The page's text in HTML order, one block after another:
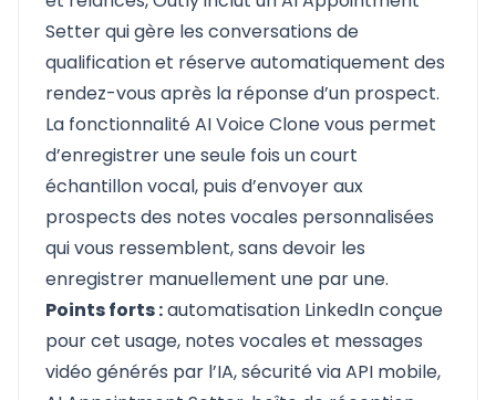
Setterqui gère les conversations de
qualification et réserve automatiquement des
rendez-vous après la réponse d’un prospect.
La fonctionnalité AI Voice Clone vous permet
d’enregistrer une seule fois un court
échantillon vocal, puis d’envoyer aux
prospects des notes vocales personnalisées
qui vous ressemblent, sans devoir les
enregistrer manuellement une par une.
Points forts :automatisation LinkedIn conçue
pour cet usage, notes vocales et messages
vidéo générés par l’IA, sécurité via API mobile,